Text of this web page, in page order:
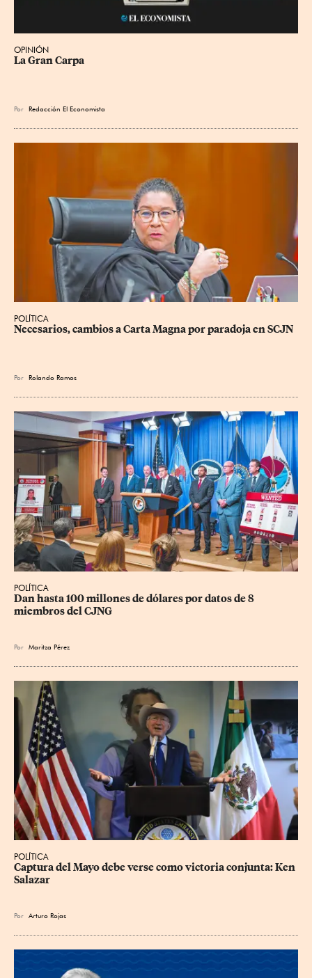
OPINIÓN
La Gran Carpa
Por Redacción El Economista
POLÍTICA
Necesarios, cambios a Carta Magna por paradoja en SCJN
Por Rolando Ramos
POLÍTICA
Dan hasta 100 millones de dólares por datos de 8
miembros del CJNG
Por Maritza Pérez
POLÍTICA
Captura del Mayo debe verse como victoria conjunta: Ken
Salazar
Por Arturo Rojas